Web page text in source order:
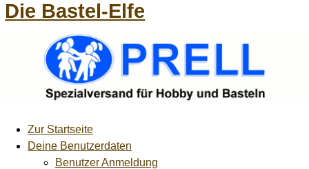
Die Bastel-Elfe
Zur Startseite
Deine Benutzerdaten
Benutzer Anmeldung